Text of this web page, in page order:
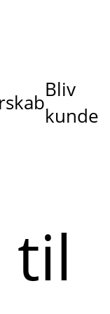
Bliv
kunde
til